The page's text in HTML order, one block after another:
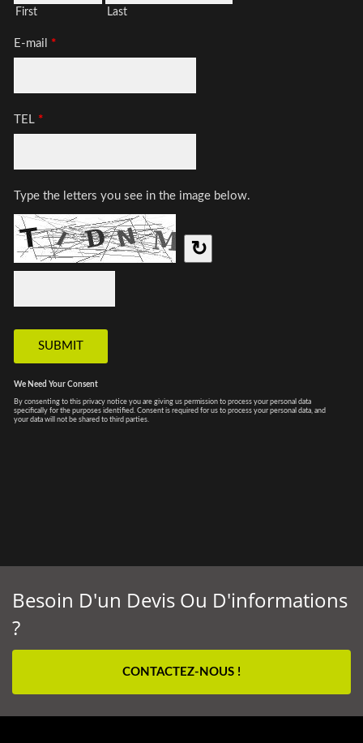
Besoin D'un Devis Ou D'informations
?
CONTACTEZ-NOUS !